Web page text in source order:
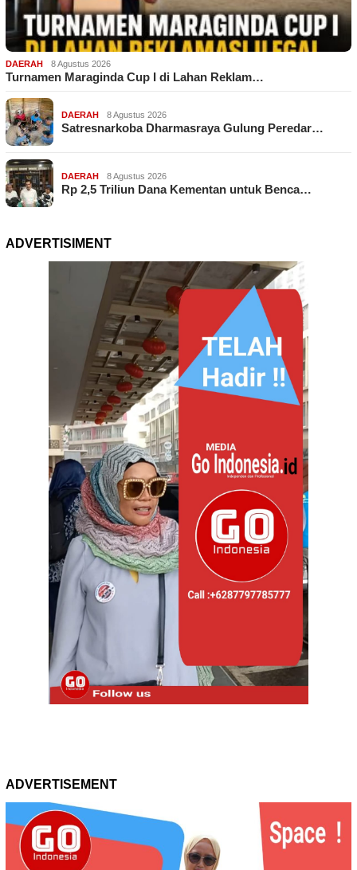
DAERAH 8 Agustus 2026
Turnamen Maraginda Cup I di Lahan Reklam…
DAERAH 8 Agustus 2026
Satresnarkoba Dharmasraya Gulung Peredar…
DAERAH 8 Agustus 2026
Rp 2,5 Triliun Dana Kementan untuk Benca…
ADVERTISIMENT
ADVERTISEMENT